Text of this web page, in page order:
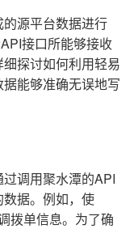
源平台数据进行
接口所能够接收
探讨如何利用轻易
能够准确无误地写
调用聚水潭的API
据。例如，使
拨单信息。为了确